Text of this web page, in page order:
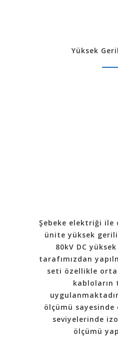
Yüksek
Şebeke elektriği ile
ünite yüksek
80kV DC
tarafımızdan
seti özellikle
kabloların
ölçümü sayesinde
seviyelerinde
ölçümü